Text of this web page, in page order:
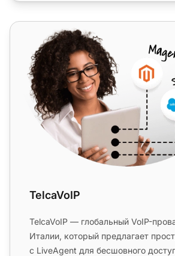
TelcaVoIP
TelcaVoIP
TelcaVoIP — глобальный VoIP-
Италии, который предлагает
с LiveAgent для бесшовного